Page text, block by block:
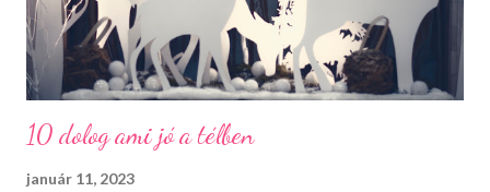
10 dolog ami jó a télben
január 11, 2023